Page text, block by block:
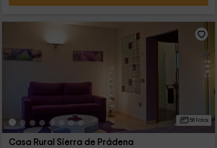
58 Fotos
Casa Rural Sierra de Prádena